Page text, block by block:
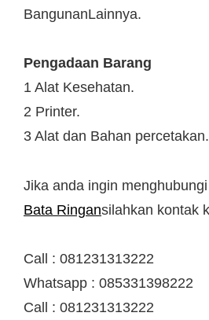
BangunanLainnya.
Pengadaan Barang
1 Alat Kesehatan.
2 Printer.
3 Alat dan Bahan percetakan.
Jika anda ingin
Bata Ringansilahkan kontak
Call : 081231313222
Whatsapp : 085331398222
Call : 081231313222